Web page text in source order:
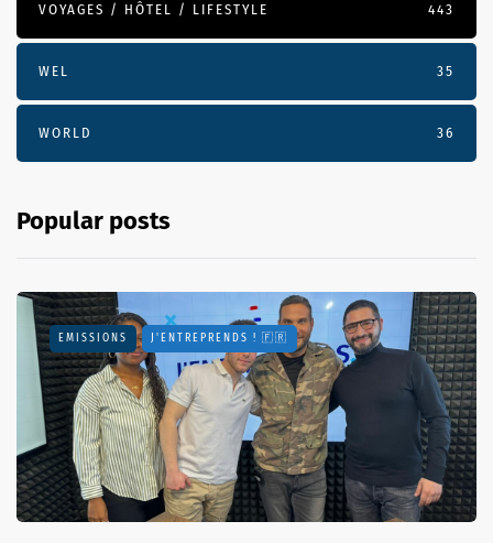
VOYAGES / HÔTEL / LIFESTYLE 443
WEL 35
WORLD 36
Popular posts
EMISSIONS J'ENTREPRENDS ! 🇫🇷